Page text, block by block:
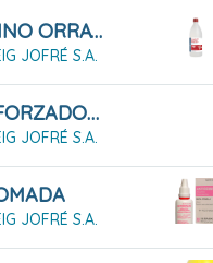
ACEITE DE RICINO ORRAVAN 25 G
JOFRÉ S.A.
ALCOMON REFORZADO 70º SOLUCIÓN CUTÁNEA (500ML)
JOFRÉ S.A.
JOFRÉ S.A.